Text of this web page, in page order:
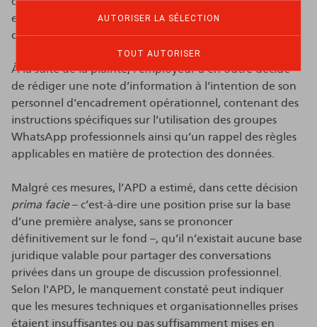
AUTORISER LA SÉLECTION
TOUT AUTORISER
et des explications sur les responsabilités individuelles
des membres du personnel en matière de RGPD.
À la suite de la plainte, l’employeur a en outre décidé
de rédiger une note d’information à l’intention de son
personnel d'encadrement opérationnel, contenant des
instructions spécifiques sur l’utilisation des groupes
WhatsApp professionnels ainsi qu’un rappel des règles
applicables en matière de protection des données.
Malgré ces mesures, l’APD a estimé, dans cette décision
prima facie– c’est-à-dire une position prise sur la base
d’une première analyse, sans se prononcer
définitivement sur le fond –, qu’il n’existait aucune base
juridique valable pour partager des conversations
privées dans un groupe de discussion professionnel.
Selon l'APD, le manquement constaté peut indiquer
que les mesures techniques et organisationnelles prises
étaient insuffisantes ou pas suffisamment mises en